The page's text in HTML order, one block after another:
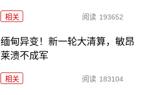
相关 阅读 193652
缅甸异变！新一轮大清算，敏昂
莱溃不成军
相关 阅读 183104